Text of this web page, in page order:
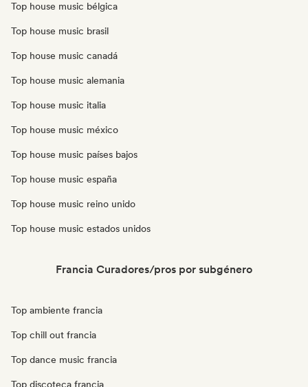
Top house music bélgica
Top house music brasil
Top house music canadá
Top house music alemania
Top house music italia
Top house music méxico
Top house music países bajos
Top house music españa
Top house music reino unido
Top house music estados unidos
Francia Curadores/pros por subgénero
Top ambiente francia
Top chill out francia
Top dance music francia
Top discoteca francia